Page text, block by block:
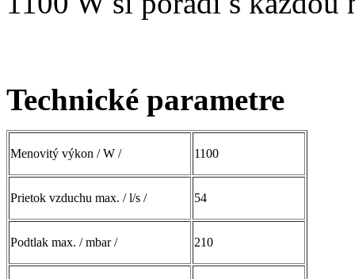
Technické parametre
Menovitý výkon / W / 1100
Prietok vzduchu max. / l/s / 54
Podtlak max. / mbar / 210